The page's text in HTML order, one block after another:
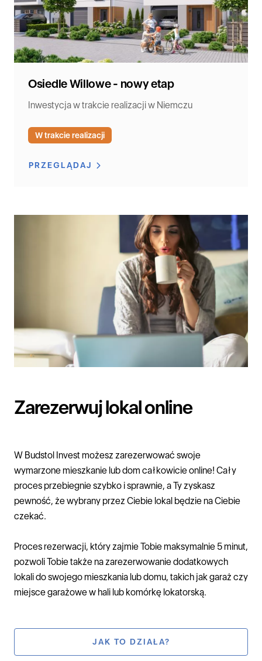
Osiedle Willowe - nowy etap
Inwestycja w trakcie realizacji w Niemczu
W trakcie realizacji
PRZEGLĄDAJ
Zarezerwuj lokal online
W Budstol Invest możesz zarezerwować swoje
wymarzonemieszkanie lubdom całkowicie online! Cały
proces przebiegnie szybko i sprawnie, a Ty zyskasz
pewność, że wybrany przez Ciebie lokal będzie na Ciebie
czekać.
Proces rezerwacji, który zajmie Tobie maksymalnie 5 minut,
pozwoli Tobie także na zarezerwowanie dodatkowych
lokali do swojego mieszkania lub domu, takich jak garaż czy
miejsce garażowe w hali lub komórkę lokatorską.
JAK TO DZIAŁA?